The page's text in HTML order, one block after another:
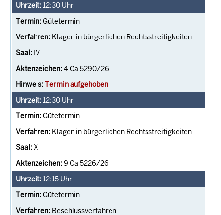
12:30 Uhr
Gütetermin
Klagen in bürgerlichen Rechtsstreitigkeiten
IV
4 Ca 5290/26
Termin aufgehoben
12:30 Uhr
Gütetermin
Klagen in bürgerlichen Rechtsstreitigkeiten
X
9 Ca 5226/26
12:15 Uhr
Gütetermin
Beschlussverfahren